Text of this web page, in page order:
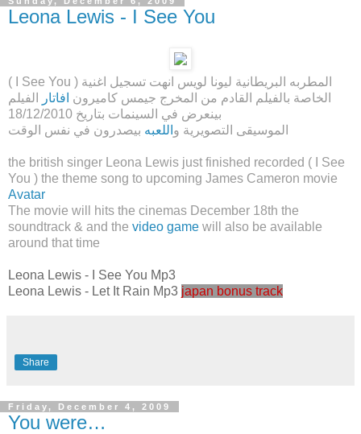
Leona Lewis - I See You
( I See You ) المطربه البريطانية ليونا لويس انهت تسجيل اغنية
الخاصة بالفيلم القادم من المخرج جيمس كاميرون افاتار
الفيلم
بينعرض في السينمات بتاريخ 18/12/2010
الموسيقى التصويرية و اللعبه بيصدرون في نفس الوقت
the british singer Leona Lewis just finished recorded ( I See
You ) the theme song to upcoming James Cameron movie
Avatar
The movie will hits the cinemas December 18th the
soundtrack & and the video game will also be available
around that time
Leona Lewis - I See You Mp3
Leona Lewis - Let It Rain Mp3 japan bonus track
Share
Friday, December 4, 2009
You were…